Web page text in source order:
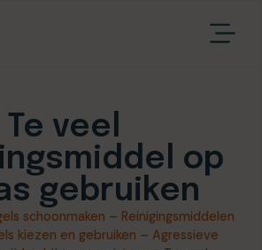
Te veel
op
gebruiken
schoonmaken – Reinigingsmiddelen
kiezen en gebruiken – Agressieve